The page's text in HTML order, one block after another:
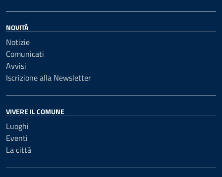
NOVITÀ
Notizie
Comunicati
Avvisi
Iscrizione alla Newsletter
VIVERE IL COMUNE
Luoghi
Eventi
La città